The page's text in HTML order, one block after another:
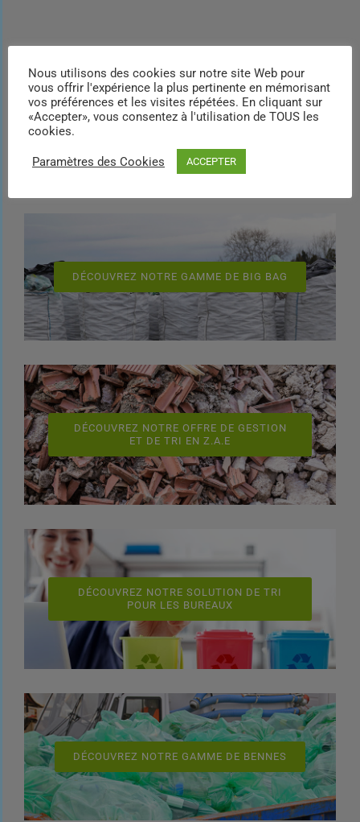
Découvrez
nos autres services
DÉCOUVREZ NOTRE GAMME DE BIG BAG
DÉCOUVREZ NOTRE OFFRE DE GESTION
ET DE TRI EN Z.A.E
DÉCOUVREZ NOTRE SOLUTION DE TRI
POUR LES BUREAUX
DÉCOUVREZ NOTRE GAMME DE BENNES
Nous utilisons des cookies sur notre site Web pour
vous offrir l'expérience la plus pertinente en mémorisant
vos préférences et les visites répétées. En cliquant sur
«Accepter», vous consentez à l'utilisation de TOUS les
cookies.
Paramètres des Cookies ACCEPTER